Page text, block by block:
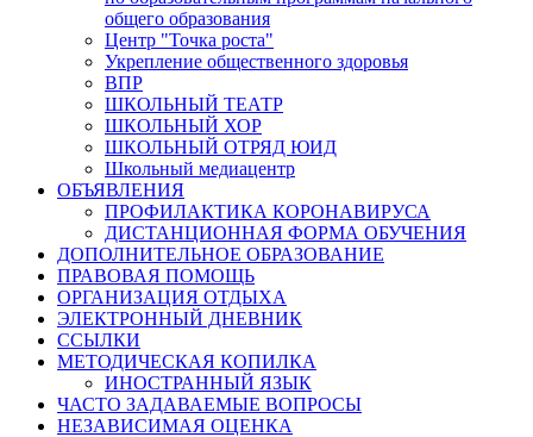
общего образования
Центр "Точка роста"
Укрепление общественного здоровья
ВПР
ШКОЛЬНЫЙ ТЕАТР
ШКОЛЬНЫЙ ХОР
ШКОЛЬНЫЙ ОТРЯД ЮИД
Школьный медиацентр
ОБЪЯВЛЕНИЯ
ПРОФИЛАКТИКА КОРОНАВИРУСА
ДИСТАНЦИОННАЯ ФОРМА ОБУЧЕНИЯ
ДОПОЛНИТЕЛЬНОЕ ОБРАЗОВАНИЕ
ПРАВОВАЯ ПОМОЩЬ
ОРГАНИЗАЦИЯ ОТДЫХА
ЭЛЕКТРОННЫЙ ДНЕВНИК
ССЫЛКИ
МЕТОДИЧЕСКАЯ КОПИЛКА
ИНОСТРАННЫЙ ЯЗЫК
ЧАСТО ЗАДАВАЕМЫЕ ВОПРОСЫ
НЕЗАВИСИМАЯ ОЦЕНКА